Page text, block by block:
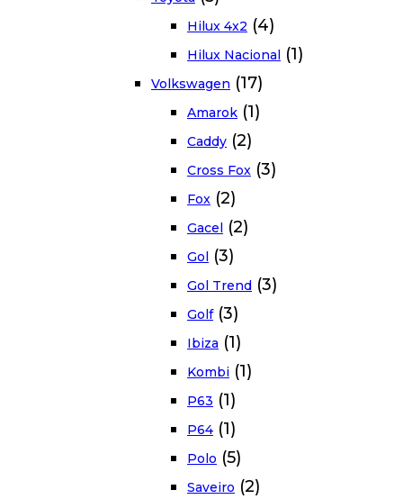
Hilux 4x2 (4)
Hilux Nacional (1)
Volkswagen (17)
Amarok (1)
Caddy (2)
Cross Fox (3)
Fox (2)
Gacel (2)
Gol (3)
Gol Trend (3)
Golf (3)
Ibiza (1)
Kombi (1)
P63 (1)
P64 (1)
Polo (5)
Saveiro (2)